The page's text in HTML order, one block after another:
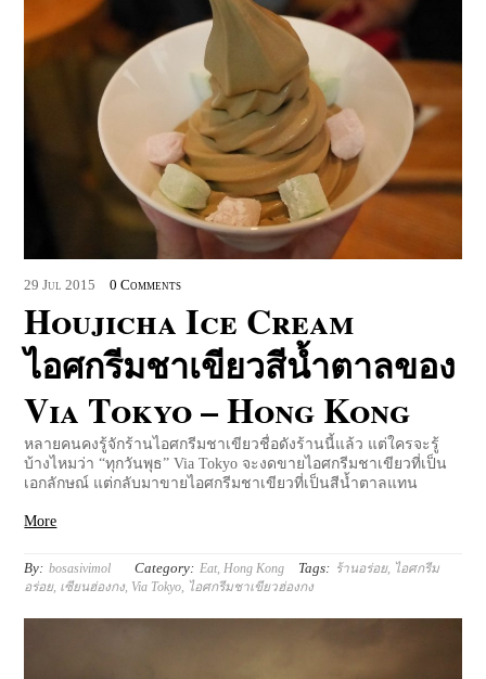
29 Jul 2015 0 Comments
Houjicha Ice Cream
ไอศกรีมชาเขียวสีน้ำตาลของ
Via Tokyo – Hong Kong
หลายคนคงรู้จักร้านไอศกรีมชาเขียวชื่อดังร้านนี้แล้ว แต่ใครจะรู้
บ้างไหมว่า “ทุกวันพุธ” Via Tokyo จะงดขายไอศกรีมชาเขียวที่เป็น
เอกลักษณ์ แต่กลับมาขายไอศกรีมชาเขียวที่เป็นสีน้ำตาลแทน
More
By: bosasivimol Category: Eat, Hong Kong Tags: ร้านอร่อย, ไอศกรีม
อร่อย, เซียนฮ่องกง, Via Tokyo ไอศกรีมชาเขียวฮ่องกง